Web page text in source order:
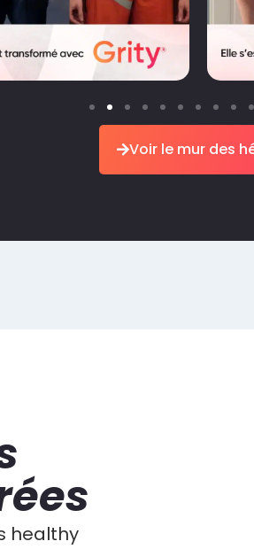
Voir le mur des
healthy